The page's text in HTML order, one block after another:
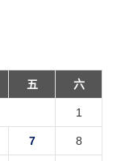
五 六
1
7 8